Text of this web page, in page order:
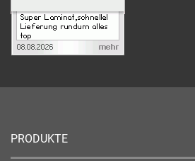
PRODUKTE